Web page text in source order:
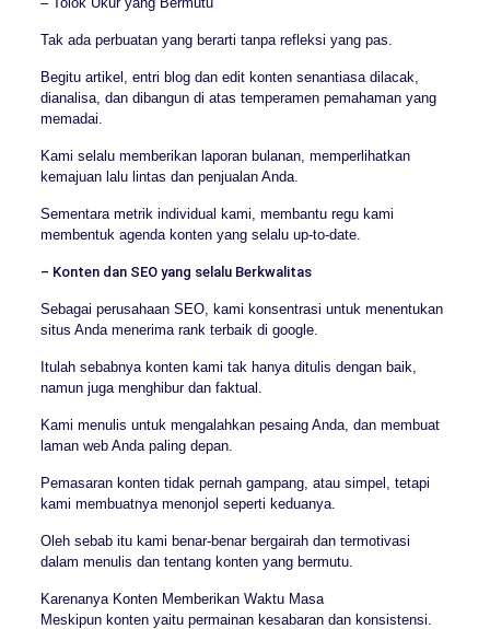
Tak ada perbuatan yang berarti tanpa refleksi yang pas.
Begitu artikel, entri blog dan edit konten senantiasa dilacak,
dianalisa, dan dibangun di atas temperamen pemahaman yang
memadai.
Kami selalu memberikan laporan bulanan, memperlihatkan
kemajuan lalu lintas dan penjualan Anda.
Sementara metrik individual kami, membantu regu kami
membentuk agenda konten yang selalu up-to-date.
– Konten dan SEO yang selalu Berkwalitas
Sebagai perusahaan SEO, kami konsentrasi untuk menentukan
situs Anda menerima rank terbaik di google.
Itulah sebabnya konten kami tak hanya ditulis dengan baik,
namun juga menghibur dan faktual.
Kami menulis untuk mengalahkan pesaing Anda, dan membuat
laman web Anda paling depan.
Pemasaran konten tidak pernah gampang, atau simpel, tetapi
kami membuatnya menonjol seperti keduanya.
Oleh sebab itu kami benar-benar bergairah dan termotivasi
dalam menulis dan tentang konten yang bermutu.
Karenanya Konten Memberikan Waktu Masa
Meskipun konten yaitu permainan kesabaran dan konsistensi.